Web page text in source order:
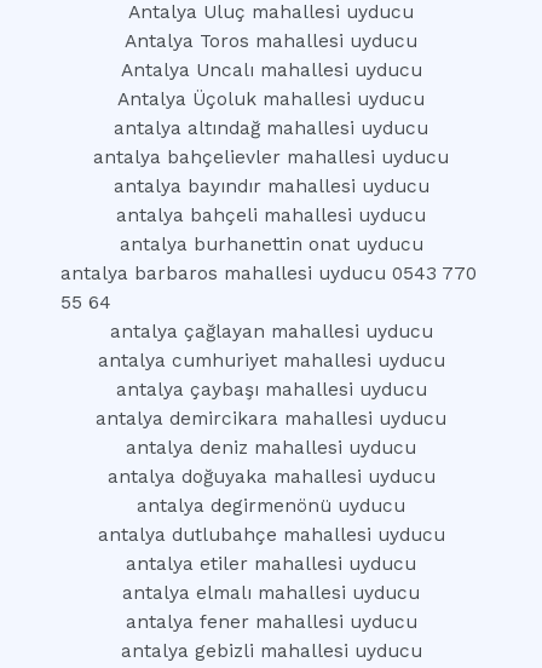
Antalya Uluç mahallesi uyducu
Antalya Toros mahallesi uyducu
Antalya Uncalı mahallesi uyducu
Antalya Üçoluk mahallesi uyducu
antalya altındağ mahallesi uyducu
antalya bahçelievler mahallesi uyducu
antalya bayındır mahallesi uyducu
antalya bahçeli mahallesi uyducu
antalya burhanettin onat uyducu
antalya barbaros mahallesi uyducu 0543 770
55 64
antalya çağlayan mahallesi uyducu
antalya cumhuriyet mahallesi uyducu
antalya çaybaşı mahallesi uyducu
antalya demircikara mahallesi uyducu
antalya deniz mahallesi uyducu
antalya doğuyaka mahallesi uyducu
antalya degirmenönü uyducu
antalya dutlubahçe mahallesi uyducu
antalya etiler mahallesi uyducu
antalya elmalı mahallesi uyducu
antalya fener mahallesi uyducu
antalya gebizli mahallesi uyducu